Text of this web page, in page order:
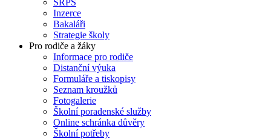
SRPŠ
Inzerce
Bakaláři
Strategie školy
Pro rodiče a žáky
Informace pro rodiče
Distanční výuka
Formuláře a tiskopisy
Seznam kroužků
Fotogalerie
Školní poradenské služby
Online schránka důvěry
Školní potřeby